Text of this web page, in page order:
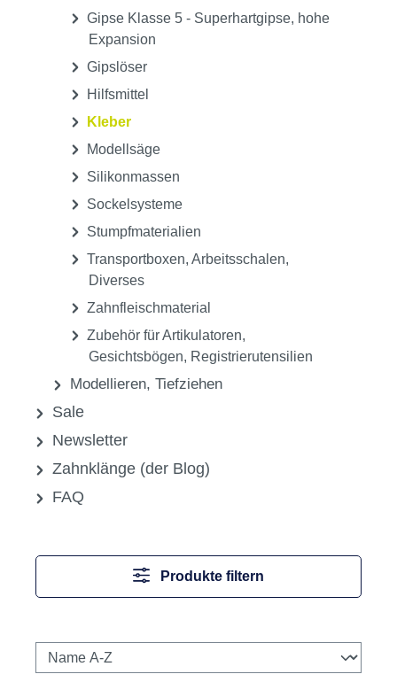
Gipse Klasse 5 - Superhartgipse, hohe
Expansion
Gipslöser
Hilfsmittel
Kleber
Modellsäge
Silikonmassen
Sockelsysteme
Stumpfmaterialien
Transportboxen, Arbeitsschalen,
Diverses
Zahnfleischmaterial
Zubehör für Artikulatoren,
Gesichtsbögen, Registrierutensilien
Modellieren, Tiefziehen
Sale
Newsletter
Zahnklänge (der Blog)
FAQ
Produkte filtern